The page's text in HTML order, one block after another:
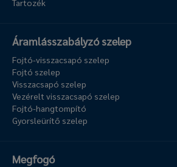
Tartozék
Áramlásszabályzó szelep
Fojtó-visszacsapó szelep
Fojtó szelep
Visszacsapó szelep
Vezérelt visszacsapó szelep
Fojtó-hangtompító
Gyorsleürítő szelep
Megfogó